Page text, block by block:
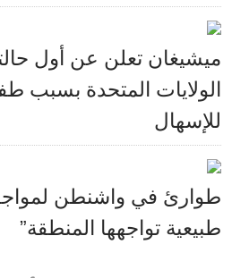
ميشيغان تعلن عن أول
الولايات المتحدة بسبب
للإسهال
طوارئ في واشنطن
طبيعية تواجهها المنطقة”